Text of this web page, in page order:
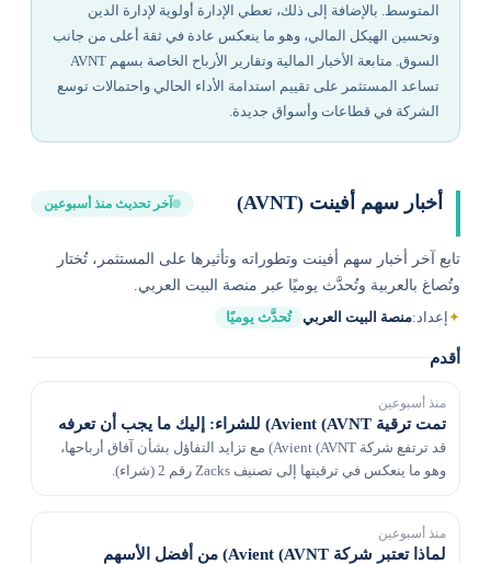
المتوسط. بالإضافة إلى ذلك، تعطي الإدارة أولوية لإدارة الدين
وتحسين الهيكل المالي، وهو ما ينعكس عادة في ثقة أعلى من جانب
السوق. متابعة الأخبار المالية وتقارير الأرباح الخاصة بسهم AVNT
تساعد المستثمر على تقييم استدامة الأداء الحالي واحتمالات توسع
الشركة في قطاعات وأسواق جديدة.
أخبار سهم أفينت (AVNT) آخر تحديث منذ أسبوعين
تابع آخر أخبار سهم أفينت وتطوراته وتأثيرها على المستثمر، تُختار
وتُصاغ بالعربية وتُحدَّث يوميًا عبر منصة البيت العربي.
✦إعداد:منصة البيت العربي تُحدَّث يوميًا
أقدم
منذ أسبوعين
تمت ترقية Avient (AVNT) للشراء: إليك ما يجب أن تعرفه
قد ترتفع شركة Avient (AVNT) مع تزايد التفاؤل بشأن آفاق أرباحها،
وهو ما ينعكس في ترقيتها إلى تصنيف Zacks رقم 2 (شراء).
منذ أسبوعين
لماذا تعتبر شركة Avient (AVNT) من أفضل الأسهم